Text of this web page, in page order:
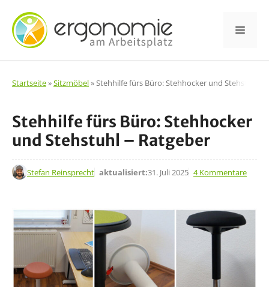
Inhalt
springen
Startseite»Sitzmöbel»Stehhilfe fürs Büro: Stehhocker und Stehstuhl –
Stehhilfe fürs Büro: Stehhocker
und Stehstuhl – Ratgeber
Stefan Reinsprecht aktualisiert:31. Juli 2025
26. Aug. 2022 4 Kommentare